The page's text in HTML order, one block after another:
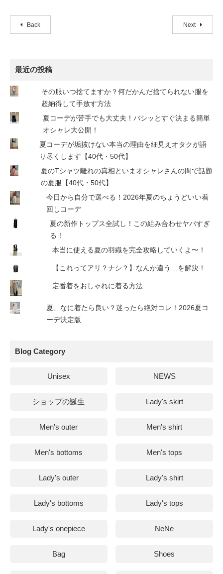
Back Next
最近の投稿
その服いつ捨てますか？何だかんだ捨てられない服を
超納得して手放す方法
夏コーデが苦手でも大丈夫！バシッとすぐ決まる簡単
オシャレ大公開！
夏コーデが垢抜けない本当の理由を細見えオタクが語
り尽くします【40代・50代】
夏のTシャツ離れの真相といまオシャレさんの間で話題
の夏服【40代・50代】
今日から自分で選べる！2026年夏のちょうどいい着
回しコーデ
夏の新作トップス全試し！この組み合わせヤバすぎ
る！
本当に使える夏の羽織を完全攻略していくよ〜！
【これってアリ？ナシ？】なんか違う…を解決！
定番着をおしゃれに着る方法
夏、なに着たら良い？迷ったら絶対コレ！2026夏コ
ーデ決定版
Blog Category
Unisex NEWS
ショップの誕生 Lady's skirt
Men's outer Men's shirt
Men's bottoms Men's tops
Lady's outer Lady's shirt
Lady's bottoms Lady's tops
Lady's onepiece NeNe
Bag Shoes